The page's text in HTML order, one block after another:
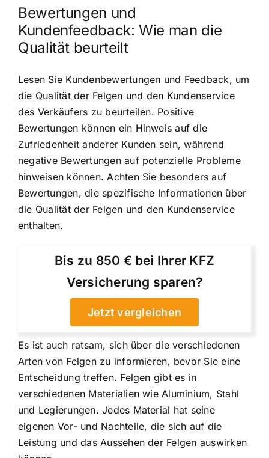
Bewertungen und
Kundenfeedback: Wie man die
Qualität beurteilt
Lesen Sie Kundenbewertungen und Feedback, um
die Qualität der Felgen und den Kundenservice
des Verkäufers zu beurteilen. Positive
Bewertungen können ein Hinweis auf die
Zufriedenheit anderer Kunden sein, während
negative Bewertungen auf potenzielle Probleme
hinweisen können. Achten Sie besonders auf
Bewertungen, die spezifische Informationen über
die Qualität der Felgen und den Kundenservice
enthalten.
Bis zu 850 € bei Ihrer KFZ
Versicherung sparen?
Jetzt vergleichen
Es ist auch ratsam, sich über die verschiedenen
Arten von Felgen zu informieren, bevor Sie eine
Entscheidung treffen. Felgen gibt es in
verschiedenen Materialien wie Aluminium, Stahl
und Legierungen. Jedes Material hat seine
eigenen Vor- und Nachteile, die sich auf die
Leistung und das Aussehen der Felgen auswirken